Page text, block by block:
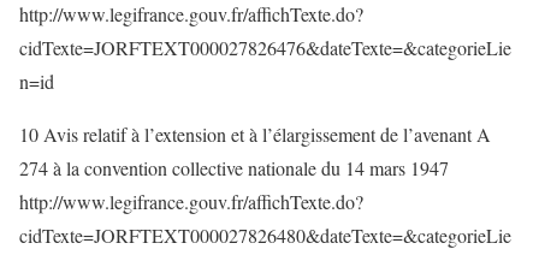
http://www.legifrance.gouv.fr/affichTexte.do?
cidTexte=JORFTEXT000027826476&dateTexte=&categorieLie
n=id
10 Avis relatif à l’extension et à l’élargissement de l’avenant A
274 à la convention collective nationale du 14 mars 1947
http://www.legifrance.gouv.fr/affichTexte.do?
cidTexte=JORFTEXT000027826480&dateTexte=&categorieLie